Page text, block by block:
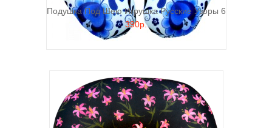
Подушка Под Шею Игрушка Русские Узоры 6
390р.